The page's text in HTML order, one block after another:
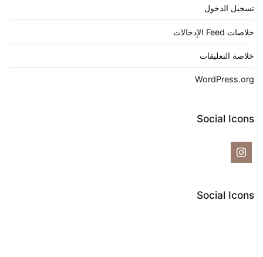
تسجيل الدخول
خلاصات Feed الإدخالات
خلاصة التعليقات
WordPress.org
Social Icons
Social Icons